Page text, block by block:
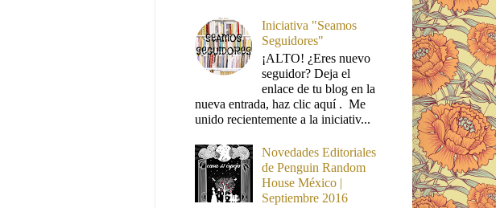
Iniciativa "Seamos
Seguidores"
¡ALTO! ¿Eres nuevo
seguidor? Deja el
enlace de tu blog en la
nueva entrada, haz clic aquí . Me
unido recientemente a la iniciativ...
Novedades Editoriales
de Penguin Random
House México |
Septiembre 2016